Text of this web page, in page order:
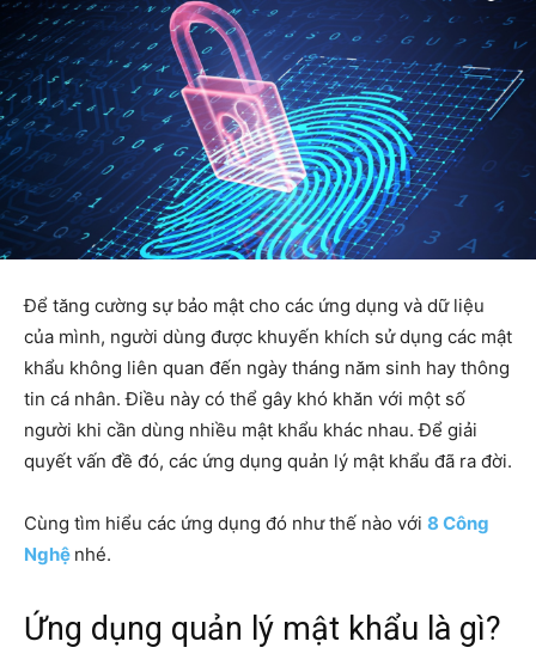
Để tăng cường sự bảo mật cho các ứng dụng và dữ liệu
của mình, người dùng được khuyến khích sử dụng các mật
khẩu không liên quan đến ngày tháng năm sinh hay thông
tin cá nhân. Điều này có thể gây khó khăn với một số
người khi cần dùng nhiều mật khẩu khác nhau. Để giải
quyết vấn đề đó, các ứng dụng quản lý mật khẩu đã ra đời.
Cùng tìm hiểu các ứng dụng đó như thế nào với 8 Công
Nghệ nhé.
Ứng dụng quản lý mật khẩu là gì?